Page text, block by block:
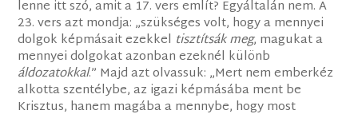
lenne itt szó, amit a 17. vers említ? Egyáltalán nem. A
23. vers azt mondja: „szükséges volt, hogy a mennyei
dolgok képmásait ezekkel tisztítsák meg, magukat a
mennyei dolgokat azonban ezeknél különb
áldozatokkal.” Majd azt olvassuk: „Mert nem emberkéz
alkotta szentélybe, az igazi képmásába ment be
Krisztus, hanem magába a mennybe, hogy most